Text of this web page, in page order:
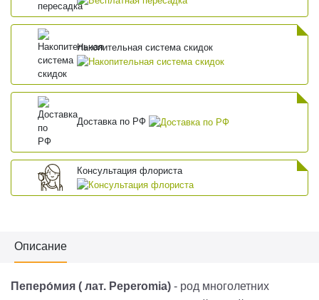
Накопительная система скидок
Доставка по РФ
Консультация флориста
Описание
Пеперо́мия ( лат. Peperomia) - род многолетних